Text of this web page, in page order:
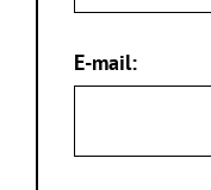
E-mail: